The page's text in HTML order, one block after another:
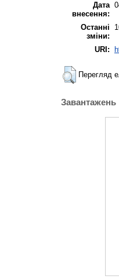
Дата
внесення:
Останні
зміни:
URI:
Перегляд
Завантажень